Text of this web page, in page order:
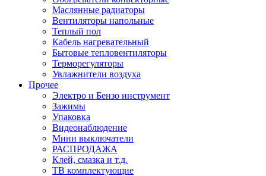
Маслянные радиаторы
Вентиляторы напольные
Теплый пол
Кабель нагревательный
Бытовые тепловентиляторы
Терморегуляторы
Увлажнители воздуха
Прочее
Электро и Бензо инструмент
Зажимы
Упаковка
Видеонаблюдение
Мини выключатели
РАСПРОДАЖА
Клей, смазка и т.д.
ТВ комплектующие